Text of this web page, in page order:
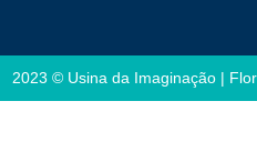
2023 © Usina da Imaginação |